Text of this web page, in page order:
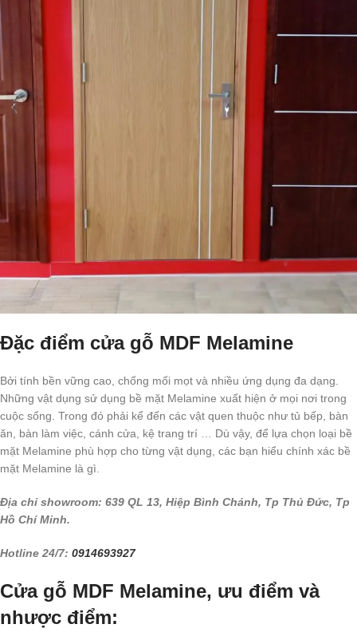
Đặc điểm cửa gỗ MDF Melamine
Bởi tính bền vững cao, chống mối mọt và nhiều ứng dụng đa dạng.
Những vật dụng sử dụng bề mặt Melamine xuất hiện ở mọi nơi trong
cuộc sống. Trong đó phải kể đến các vật quen thuộc như tủ bếp, bàn
ăn, bàn làm việc, cánh cửa, kệ trang trí … Dù vậy, để lựa chọn loại bề
mặt Melamine phù hợp cho từng vật dụng, các bạn hiểu chính xác bề
mặt Melamine là gì.
Địa chỉ showroom: 639 QL 13, Hiệp Bình Chánh, Tp Thủ Đức, Tp
Hồ Chí Minh.
Hotline 24/7: 0914693927
Cửa gỗ MDF Melamine, ưu điểm và
nhược điểm: